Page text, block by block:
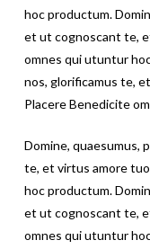
hoc productum.
et ut cognoscant te,
omnes qui utuntur
nos, glorificamus te,
Placere Benedicite
Domine, quaesumus,
te, et virtus amore
hoc productum.
et ut cognoscant te,
omnes qui utuntur